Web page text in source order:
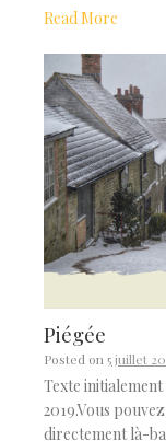
Read More
Piégée
Posted on 5 juillet
Texte
2019.Vous
directement là-